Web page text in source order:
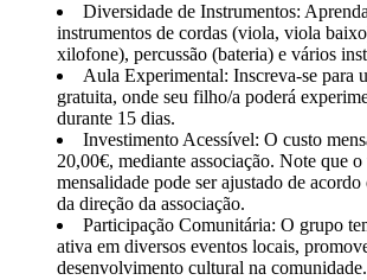
Diversidade de Instrumentos:
instrumentos de cordas (viola, viola
xilofone), percussão (bateria) e vários
Aula Experimental: Inscreva-se para
gratuita, onde seu filho/a poderá
durante 15 dias.
Investimento Acessível: O custo
20,00€, mediante associação. Note que
mensalidade pode ser ajustado de
da direção da associação.
Participação Comunitária: O grupo
ativa em diversos eventos locais,
desenvolvimento cultural na comunidade.